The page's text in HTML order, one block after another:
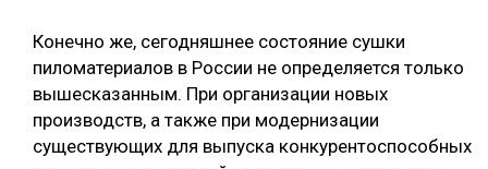
Конечно же, сегодняшнее состояние сушки
пиломатериалов в России не определяется только
вышесказанным. При организации новых
производств, а также при модернизации
существующих для выпуска конкурентоспособных